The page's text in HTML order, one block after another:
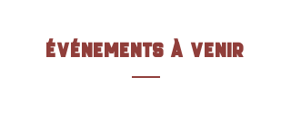
ÉVÉNEMENTS À VENIR